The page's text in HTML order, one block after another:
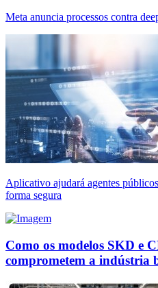
Meta anuncia processos contra
Aplicativo ajudará agentes
forma segura
Como os modelos SKD e
comprometem a indústria